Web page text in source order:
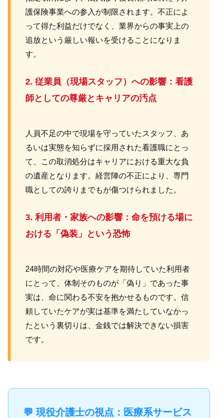
護保険事業への参入が制限されます。不正によ
って得た利益だけでなく、業界からの事実上の
追放という厳しい報いを受けることになりま
す。
2. 従業員（現場スタッフ）への影響：看護
師としての尊厳とキャリアの汚点
人員不足の中で現場を守っていたスタッフ、あ
るいは実態を知らずに採用された看護職にとっ
て、この取消処分はキャリアにおける重大な負
の遺産となります。経営陣の不正により、専門
職としての誇りまでもが傷つけられました。
3. 利用者・家族への影響：命を預ける場に
おける「偽装」という恐怖
24時間の対応や医療ケアを期待していた利用者
にとって、体制そのものが「偽り」であった事
実は、命に関わる不安を抱かせるものです。信
頼していたケアが実は基準を満たしていなかっ
たという裏切りは、金銭では解決できない損害
です。
💬 現役介護士の視点：医療系サービス